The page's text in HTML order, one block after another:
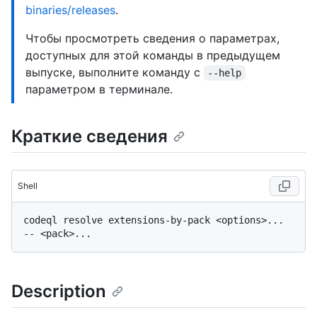
binaries/releases.
Чтобы просмотреть сведения о параметрах,
доступных для этой команды в предыдущем
выпуске, выполните команду с
--help
параметром в терминале.
Краткие сведения
Shell
codeql resolve extensions-by-pack <options>...
Description